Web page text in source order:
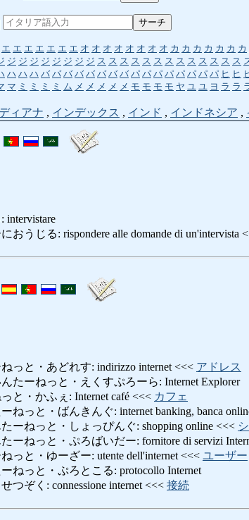
エ エ エ エ エ エ エ オ オ オ オ オ オ オ オ カ カ カ カ カ カ カ
ジ ジ ジ ジ ジ ジ ジ ジ ス ス ス ス ス ス ス ス ス ス ス ス ス
ハ ハ ハ バ バ バ バ バ バ バ バ パ パ パ パ パ パ パ パ ヒ ヒ
マ ミ ミ ミ ミ ム メ メ メ メ メ モ モ モ モ ヤ ユ ユ ヨ ラ ラ
ィアナ , インデックス , インド , インドネシア ,
うじる: rispondere alle domande di un'intervista
っと・あどれす: indirizzo internet <<< アドレス
たーねっと・えくすぷろーら: Internet Explorer
と・かふぇ: Internet café <<< カフェ
っと・ばんきんぐ: internet banking, banca
ーねっと・しょっぴんぐ: shopping online <<<
ーねっと・ぷろばいだー: fornitore di servizi
っと・ゆーざー: utente dell'internet <<< ユーザー
ねっと・ぷろとこる: protocollo Internet
ぞく: connessione internet <<< 接続